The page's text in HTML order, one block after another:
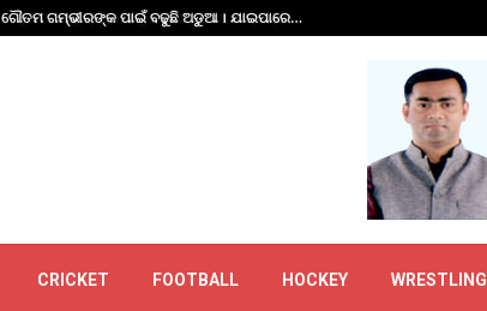
ଗୌତମ ଗମ୍ଭୀରଙ୍କ ପାଇଁ ବଢୁଛି ଅଡୁଆ । ଯାଇପାରେ…
CRICKET FOOTBALL HOCKEY WRESTLING